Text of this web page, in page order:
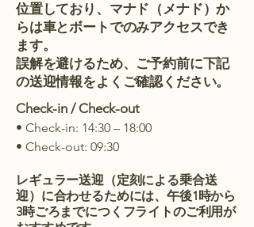
位置しており、マナド（メナド）か
らは車とボートでのみアクセスでき
ます。
誤解を避けるため、ご予約前に下記
の送迎情報をよくご確認ください。
Check-in / Check-out
• Check-in: 14:30 – 18:00
• Check-out: 09:30
レギュラー送迎（定刻による乗合送
迎）に合わせるためには、午後1時から
3時ごろまでにつくフライトのご利用が